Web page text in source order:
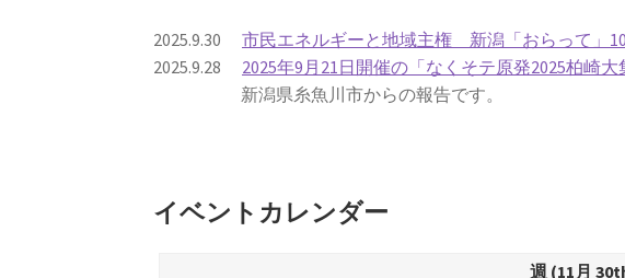
2025.9.30市民エネルギーと地域主権 新潟「おらって」
2025.9.28 2025年9月21日開催の「なくそテ原発2025柏崎
新潟県糸魚川市からの報告です。
イベントカレンダー
週 (11月